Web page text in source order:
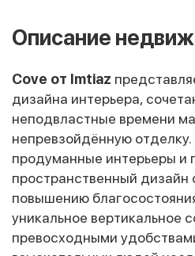
Описание
Cove от Imtiaz
дизайна интерьера,
неподвластные времени
непревзойдённую
продуманные интерьеры и
пространственный дизайн
повышению
уникальное вертикальное
превосходными